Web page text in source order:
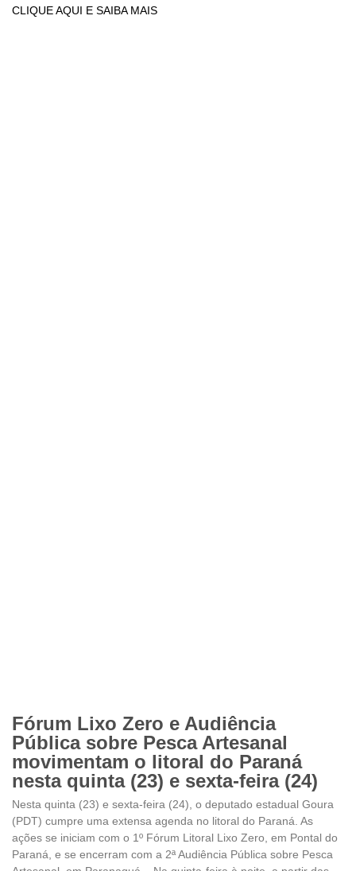
CLIQUE AQUI E SAIBA MAIS
Fórum Lixo Zero e Audiência
Pública sobre Pesca Artesanal
movimentam o litoral do Paraná
nesta quinta (23) e sexta-feira (24)
Nesta quinta (23) e sexta-feira (24), o deputado estadual Goura
(PDT) cumpre uma extensa agenda no litoral do Paraná. As
ações se iniciam com o 1º Fórum Litoral Lixo Zero, em Pontal do
Paraná, e se encerram com a 2ª Audiência Pública sobre Pesca